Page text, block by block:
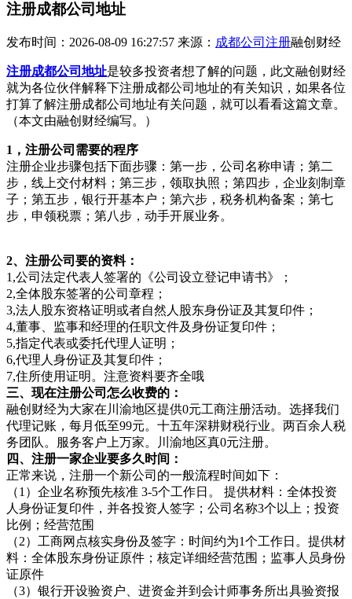
注册成都公司地址
发布时间：2026-08-09 16:27:57 来源： 成都公司注册融创财经
注册成都公司地址是较多投资者想了解的问题，此文融创财经
就为各位伙伴解释下注册成都公司地址的有关知识，如果各位
打算了解注册成都公司地址有关问题，就可以看看这篇文章。
（本文由融创财经编写。）
1，注册公司需要的程序
注册企业步骤包括下面步骤：第一步，公司名称申请；第二
步，线上交付材料；第三步，领取执照；第四步，企业刻制章
子；第五步，银行开基本户；第六步，税务机构备案；第七
步，申领税票；第八步，动手开展业务。
2、注册公司要的资料：
1,公司法定代表人签署的《公司设立登记申请书》；
2,全体股东签署的公司章程；
3,法人股东资格证明或者自然人股东身份证及其复印件；
4,董事、监事和经理的任职文件及身份证复印件；
5,指定代表或委托代理人证明；
6,代理人身份证及其复印件；
7,住所使用证明。注意资料要齐全哦
三、现在注册公司怎么收费的：
融创财经为大家在川渝地区提供0元工商注册活动。选择我们
代理记账，每月低至99元。十五年深耕财税行业。两百余人税
务团队。服务客户上万家。川渝地区真0元注册。
四、注册一家企业要多久时间：
正常来说，注册一个新公司的一般流程时间如下：
（1）企业名称预先核准 3-5个工作日。 提供材料：全体投资
人身份证复印件，并各投资人签字；公司名称3个以上；投资
比例；经营范围
（2）工商网点核实身份及签字：时间约为1个工作日。提供材
料：全体股东身份证原件；核定详细经营范围；监事人员身份
证原件
（3）银行开设验资户、进资金并到会计师事务所出具验资报